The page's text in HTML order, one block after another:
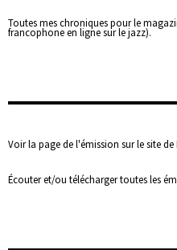
Toutes mes chroniques pour le
francophone en ligne sur le jazz).
Voir la page de l'émission sur le site de
Écouter et/ou télécharger toutes les